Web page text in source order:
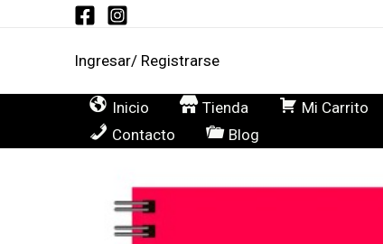
Ingresar/ Registrarse
Inicio Tienda Mi Carrito
Contacto
Blog